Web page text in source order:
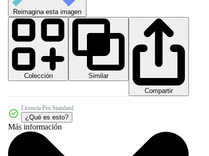
Reimagina esta imagen
Colección
Similar
Compartir
Licencia Pro Standard
¿Qué es esto?
Más información